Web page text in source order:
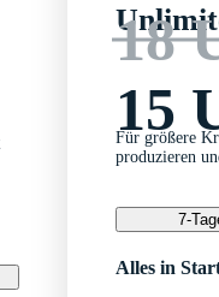
18
15
Für größere
produzieren
7-
Alles in